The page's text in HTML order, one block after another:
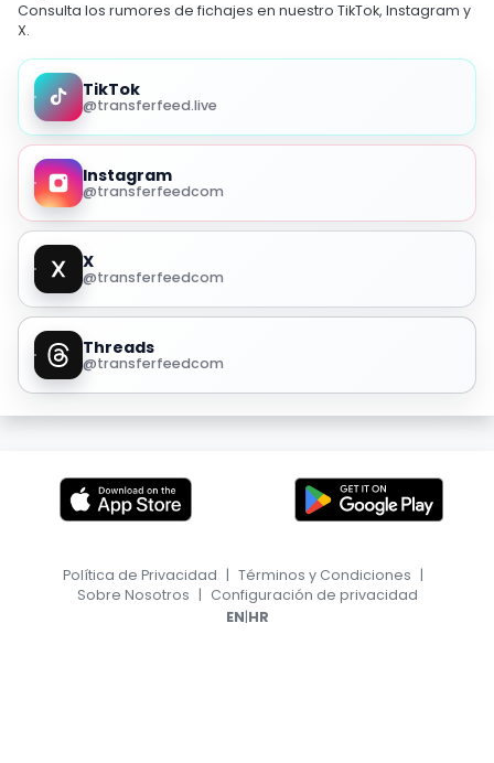
Consulta los rumores de fichajes en nuestro TikTok, Instagram y
X.
TikTok
@transferfeed.live
Instagram
@transferfeedcom
X
@transferfeedcom
Threads
@transferfeedcom
Política de Privacidad | Términos y Condiciones |
Sobre Nosotros | Configuración de privacidad
EN|HR